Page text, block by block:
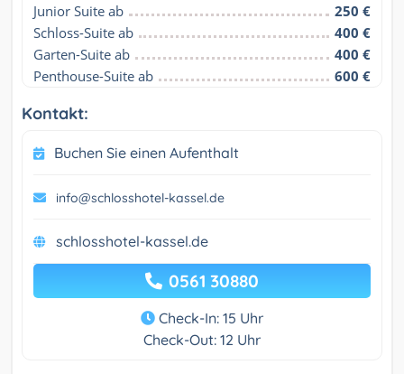
Junior Suite ab
250 €
Schloss-Suite ab
400 €
Garten-Suite ab
400 €
Penthouse-Suite ab
600 €
Kontakt:
Buchen Sie einen Aufenthalt
info@schlosshotel-kassel.de
schlosshotel-kassel.de
0561 30880
Check-In: 15 Uhr
Check-Out: 12 Uhr